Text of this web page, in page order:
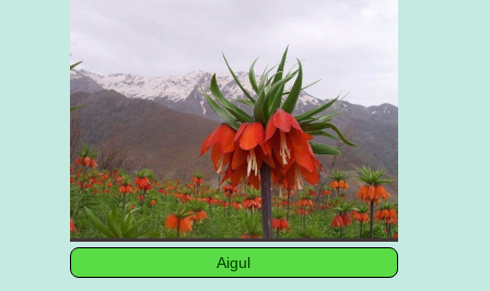
Aigul